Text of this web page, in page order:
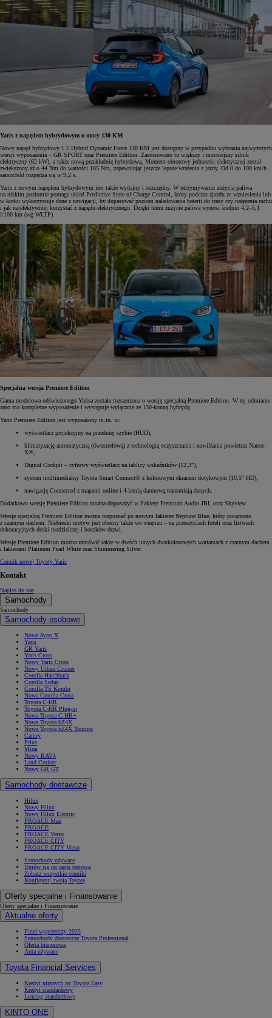
Yaris z napędem hybrydowym o mocy 130 KM
Nowy napęd hybrydowy 1.5 Hybrid Dynamic Force 130 KM jest dostępny w przypadku wybrania najwyższych
wersji wyposażenia – GR SPORT oraz Premiere Edition. Zastosowano tu większy i mocniejszy silnik
elektryczny (62 kW), a także nową przekładnię hybrydową. Moment obrotowy jednostki elektrycznej został
zwiększony aż o 44 Nm do wartości 185 Nm, zapewniając jeszcze lepsze wrażenia z jazdy. Od 0 do 100 km/h
samochód rozpędza się w 9,2 s.
Yaris z nowym napędem hybrydowym jest także wydajny i oszczędny. W utrzymywaniu zużycia paliwa
na niskim poziomie pomaga układ Predictive State of Charge Control, który podczas zjazdu ze wzniesienia lub
w korku wykorzystuje dane z nawigacji, by dopasować poziom naładowania baterii do trasy czy natężenia ruchu
i jak najefektywniej korzystać z napędu elektrycznego. Dzięki temu zużycie paliwa wynosi średnio 4,2–5,1
l/100 km (wg WLTP).
Specjalna wersja Premiere Edition
Gama modelowa odświeżonego Yarisa została rozszerzona o wersję specjalną Premiere Edition. W tej odmianie
auto ma kompletne wyposażenie i występuje wyłącznie ze 130-konną hybrydą.
Yaris Premiere Edition jest wyposażony m.in. w:
wyświetlacz projekcyjny na przedniej szybie (HUD),
klimatyzację automatyczną (dwustrefową) z technologią oczyszczania i nawilżania powietrza Nanoe-
X®,
Digital Cockpit – cyfrowy wyświetlacz na tablicy wskaźników (12,3"),
system multimedialny Toyota Smart Connect® z kolorowym ekranem dotykowym (10,5" HD),
nawigację Connected z mapami online i 4-letnią darmową transmisją danych.
Dodatkowo wersję Premiere Edition można doposażyć w Pakiety Premium Audio JBL oraz Skyview.
Wersję specjalną Premiere Edition można rozpoznać po nowym lakierze Neptune Blue, który połączono
z czarnym dachem. Niebieski motyw jest obecny także we wnętrzu – na przeszyciach foteli oraz listwach
dekoracyjnych deski rozdzielczej i boczków drzwi.
Wersję Premiere Edition można zamówić także w dwóch innych dwukolorowych wariantach z czarnym dachem
i lakierami Platinum Pearl White oraz Shimmering Silver.
Cennik nowej Toyoty Yaris
Kontakt
Napisz do nas
Samochody
Samochody
Samochody osobowe
Nowe Aygo X
Yaris
GR Yaris
Yaris Cross
Nowy Yaris Cross
Nowy Urban Cruiser
Corolla Hatchback
Corolla Sedan
Corolla TS Kombi
Nowa Corolla Cross
Toyota C-HR
Toyota C-HR Plug-in
Nowa Toyota C-HR+
Nowa Toyota bZ4X
Nowa Toyota bZ4X Touring
Camry
Prius
Mirai
Nowy RAV4
Land Cruiser
Nowy GR GT
Samochody dostawcze
Hilux
Nowy Hilux
Nowy Hilux Electric
PROACE Max
PROACE
PROACE Verso
PROACE CITY
PROACE CITY Verso
Samochody używane
Umów się na jazdę testową
Zobacz wszystkie cenniki
Konfiguruj swoją Toyotę
Oferty specjalne i Finansowanie
Oferty specjalne i Finansowanie
Aktualne oferty
Finał wyprzedaży 2025
Samochody dostawcze Toyota Professional
Oferta biznesowa
Auta używane
Toyota Financial Services
Kredyt niższych rat Toyota Easy
Kredyt standardowy
Leasing standardowy
KINTO ONE